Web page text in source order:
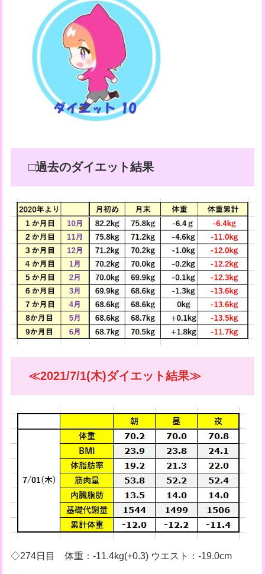
□過去のダイエット結果
≪2021/7/1(木)ダイエット結果≫
◇274日目 体重：-11.4kg(+0.3) ウエスト：-19.0cm